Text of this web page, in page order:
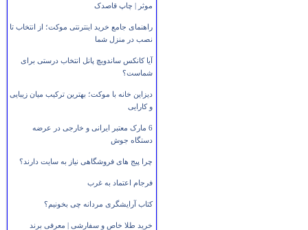
موثر | چاپ قاصدک
راهنمای جامع خرید اینترنتی موکت؛ از انتخاب تا
نصب در منزل شما
آیا کانکس ساندویچ پانل انتخاب درستی برای
شماست؟
دیزاین خانه با موکت؛ بهترین ترکیب میان زیبایی
و کارایی
6 مارک معتبر ایرانی و خارجی در عرضه
دستگاه جوش
چرا پیج های فروشگاهی نیاز به سایت دارند؟
فرجام اعتماد به غرب
کتاب آرایشگری مردانه چی بخونیم؟
خرید طلا خاص و سفارشی | معرفی برند